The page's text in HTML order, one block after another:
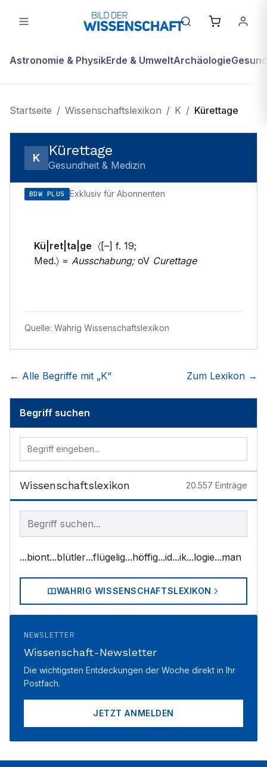
Astronomie & PhysikErde & UmweltArchäologie
Startseite / Wissenschaftslexikon / K / Kürettage
K Kürettage
Gesundheit & Medizin
BDW PLUS Exklusiv für Abonnenten
Kü|ret|ta|ge 〈[–] f. 19;
Med.〉 = Ausschabung;oV Curettage
Quelle: Wahrig Wissenschaftslexikon
← Alle Begriffe mit „K“ Zum Lexikon →
Begriff suchen
Wissenschaftslexikon 20.557 Einträge
Begriff im Lexikon suchen
...biont...blütler...flügelig...höffig...id...ik...logie...man
WAHRIG WISSENSCHAFTSLEXIKON
NEWSLETTER
Wissenschaft-Newsletter
Die wichtigsten Entdeckungen der Woche direkt in Ihr
Postfach.
JETZT ANMELDEN